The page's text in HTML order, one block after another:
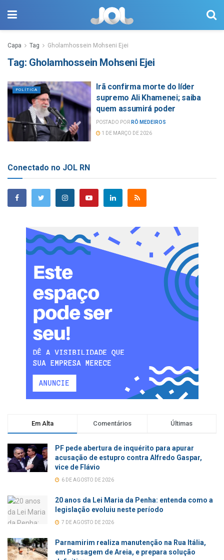
Capa Tag Gholamhossein Mohseni Ejei
Tag: Gholamhossein Mohseni Ejei
POLÍTICA
Irã confirma morte do líder
supremo Ali Khamenei; saiba
quem assumirá poder
POSTADO POR RÔ MEDEIROS
1 DE MARÇO DE 2026
Conectado no JOL RN
Em Alta Comentários Últimas
PF pede abertura de inquérito para apurar
acusação de estupro contra Alfredo Gaspar,
vice de Flávio
6 DE AGOSTO DE 2026
20 anos da Lei Maria da Penha: entenda como a
legislação evoluiu neste período
7 DE AGOSTO DE 2026
Parnamirim realiza manutenção na Rua Itália,
em Passagem de Areia, e prepara solução